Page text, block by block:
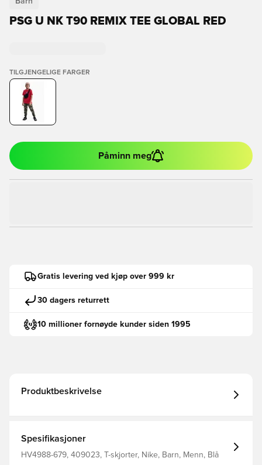
PSG U NK T90 REMIX TEE GLOBAL RED
TILGJENGELIGE FARGER
Påminn meg
Gratis levering ved kjøp over 999 kr
30 dagers returrett
10 millioner fornøyde kunder siden 1995
Produktbeskrivelse
Spesifikasjoner
HV4988-679, 409023, T-skjorter, Nike, Barn, Menn, Blå